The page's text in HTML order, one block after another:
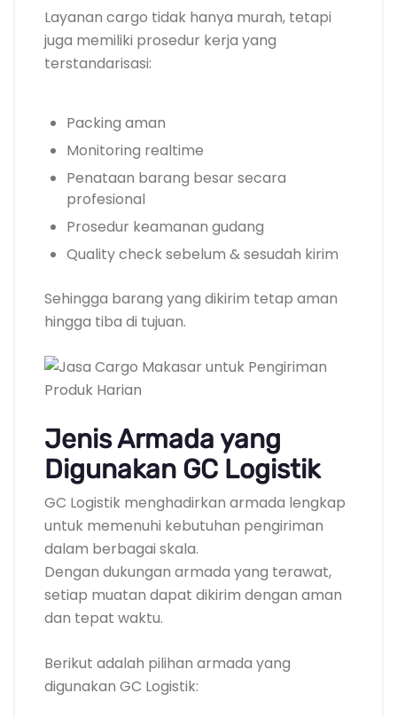
Layanan cargo tidak hanya murah, tetapi
juga memiliki prosedur kerja yang
terstandarisasi:
Packing aman
Monitoring realtime
Penataan barang besar secara
profesional
Prosedur keamanan gudang
Quality check sebelum & sesudah kirim
Sehingga barang yang dikirim tetap aman
hingga tiba di tujuan.
Jenis Armada yang
Digunakan GC Logistik
GC Logistik menghadirkan armada lengkap
untuk memenuhi kebutuhan pengiriman
dalam berbagai skala.
Dengan dukungan armada yang terawat,
setiap muatan dapat dikirim dengan aman
dan tepat waktu.
Berikut adalah pilihan armada yang
digunakan GC Logistik: